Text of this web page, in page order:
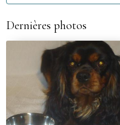
Dernières photos